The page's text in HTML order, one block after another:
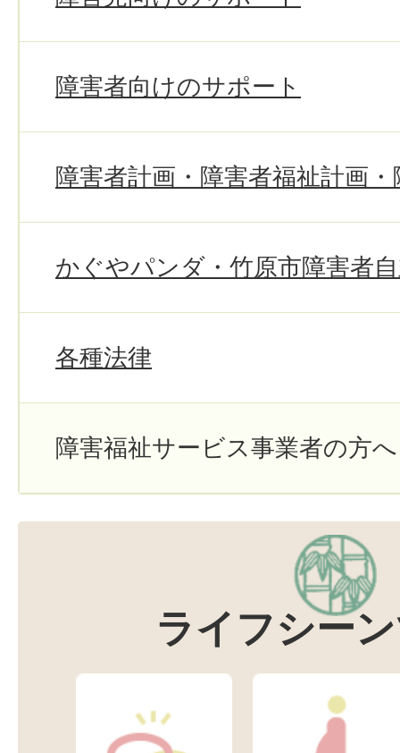
障害者向けのサポート
障害者計画・障害者福祉計画
かぐやパンダ・竹原市障害者
各種法律
障害福祉サービス事業者の方へ
ライフシー